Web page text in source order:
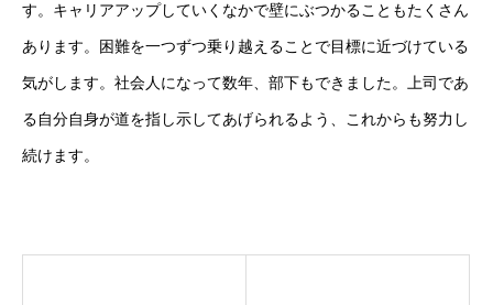
事業内容
大切にしてほしいこと
採用情報
す。キャリアアップしていくなかで壁にぶつかることもたくさん
あります。困難を一つずつ乗り越えることで目標に近づけている
気がします。社会人になって数年、部下もできました。上司であ
る自分自身が道を指し示してあげられるよう、これからも努力し
続けます。